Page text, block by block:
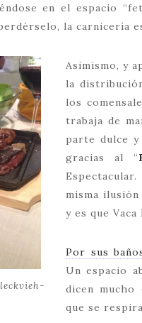
en el espacio
la carnicería
Asimismo, y
la
los
trabaja de
parte dulce
gracias al “
misma
y es que
Por sus
Un espacio
dicen mucho
que se